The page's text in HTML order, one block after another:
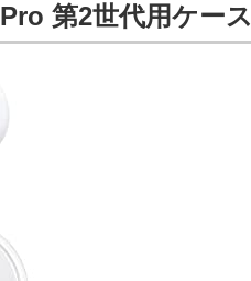
第2世代用ケース